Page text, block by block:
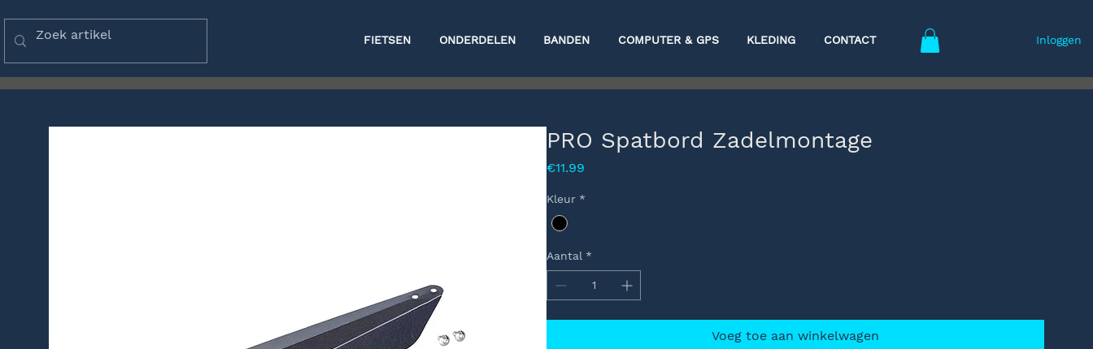
BANDEN
FIETSEN COMPUTER & GPS
ONDERDELEN KLEDING CONTACT Inloggen
PRO Spatbord Zadelmontage
€11.99
Kleur *
Aantal *
Voeg toe aan winkelwagen